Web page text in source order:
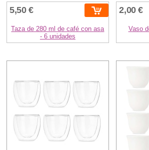
5,50 €
Taza de 280 ml de café con asa
- 6 unidades
2,00 €
Vaso